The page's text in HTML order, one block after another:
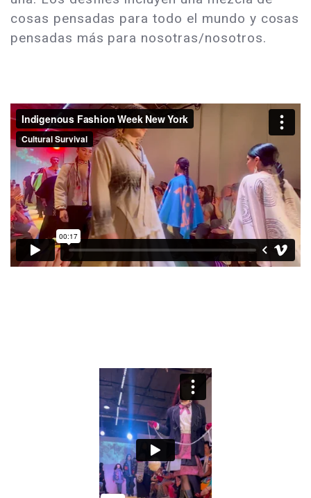
cosas pensadas para todo el mundo y cosas
pensadas más para nosotras/nosotros.